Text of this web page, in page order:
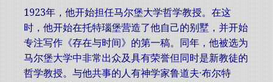
1923年，他开始担任马尔堡大学哲学教授。在这
时，他开始在托特瑙堡营造了他自己的别墅，并开始
专注写作《存在与时间》的第一稿。同年，他被选为
马尔堡大学中非常出众及具有荣誉但同时是新教徒的
哲学教授。与他共事的人有神学家鲁道夫·布尔特